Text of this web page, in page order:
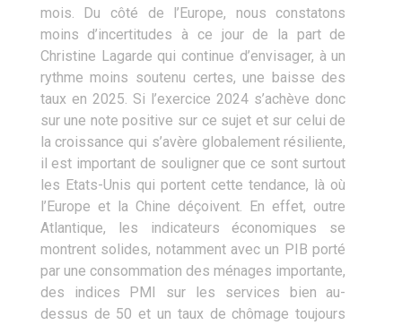
mois. Du côté de l’Europe, nous constatons
moins d’incertitudes à ce jour de la part de
Christine Lagarde qui continue d’envisager, à un
rythme moins soutenu certes, une baisse des
taux en 2025. Si l’exercice 2024 s’achève donc
sur une note positive sur ce sujet et sur celui de
la croissance qui s’avère globalement résiliente,
il est important de souligner que ce sont surtout
les Etats-Unis qui portent cette tendance, là où
l’Europe et la Chine déçoivent. En effet, outre
Atlantique, les indicateurs économiques se
montrent solides, notamment avec un PIB porté
par une consommation des ménages importante,
des indices PMI sur les services bien au-
dessus de 50 et un taux de chômage toujours